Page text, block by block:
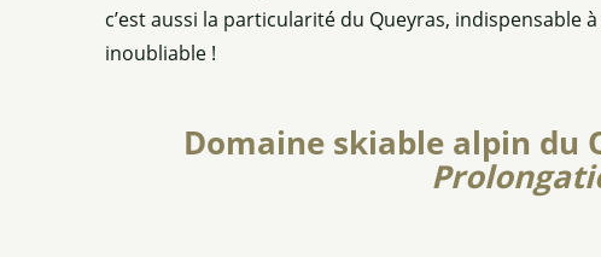
c’est aussi la particularité du Queyras, indispensable
inoubliable !
Domaine skiable alpin du